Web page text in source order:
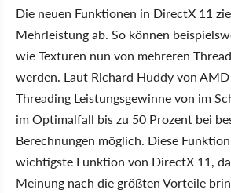
Die neuen Funktionen in DirectX 11
Mehrleistung ab. So können
wie Texturen nun von mehreren
werden. Laut Richard Huddy von
Threading Leistungsgewinne von im
im Optimalfall bis zu 50 Prozent bei
Berechnungen möglich. Diese
wichtigste Funktion von DirectX 11,
Meinung nach die größten Vorteile